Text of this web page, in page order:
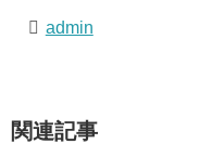
admin
関連記事